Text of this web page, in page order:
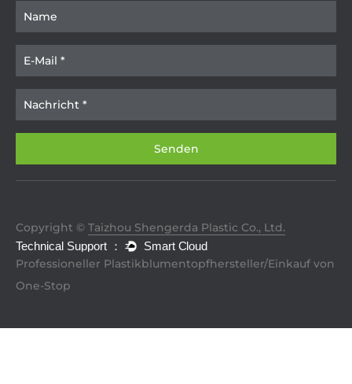
Copyright © Taizhou Shengerda Plastic Co., Ltd.
Professioneller Plastikblumentopfhersteller/Einkauf von
One-Stop